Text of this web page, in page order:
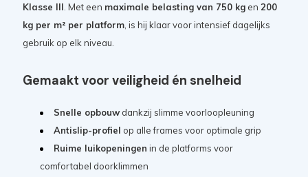
Klasse III . Met een maximale belasting van 750 kgen 200
kg per m² per platform, is hij klaar voor intensief dagelijks
gebruik op elk niveau.
Gemaakt voor veiligheid én snelheid
Snelle opbouwdankzij slimme voorloopleuning
Antislip-profiel op alle frames voor optimale grip
Ruime luikopeningen in de platforms voor
comfortabel doorklimmen